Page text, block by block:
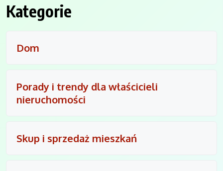
Kategorie
Dom
Porady i trendy dla właścicieli
nieruchomości
Skup i sprzedaż mieszkań